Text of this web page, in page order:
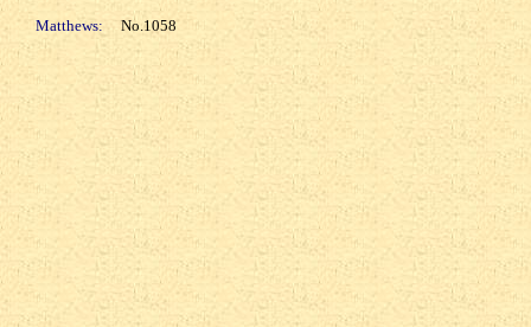
Matthews: No.1058